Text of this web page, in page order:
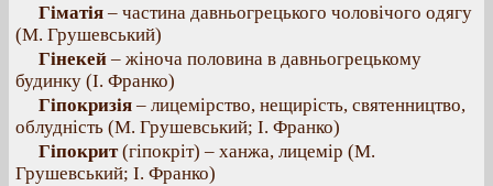
Гіматія – частина давньогрецького чоловічого одягу
(М. Грушевський)
Гінекей – жіноча половина в давньогрецькому
будинку (І. Франко)
Гіпокризія – лицемірство, нещирість, святенництво,
облудність (М. Грушевський; І. Франко)
Гіпокрит(гіпокріт) – ханжа, лицемір (М.
Грушевський; І. Франко)